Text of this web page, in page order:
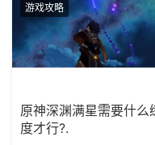
游戏攻略
原神深渊满星需要什么
度才行?.